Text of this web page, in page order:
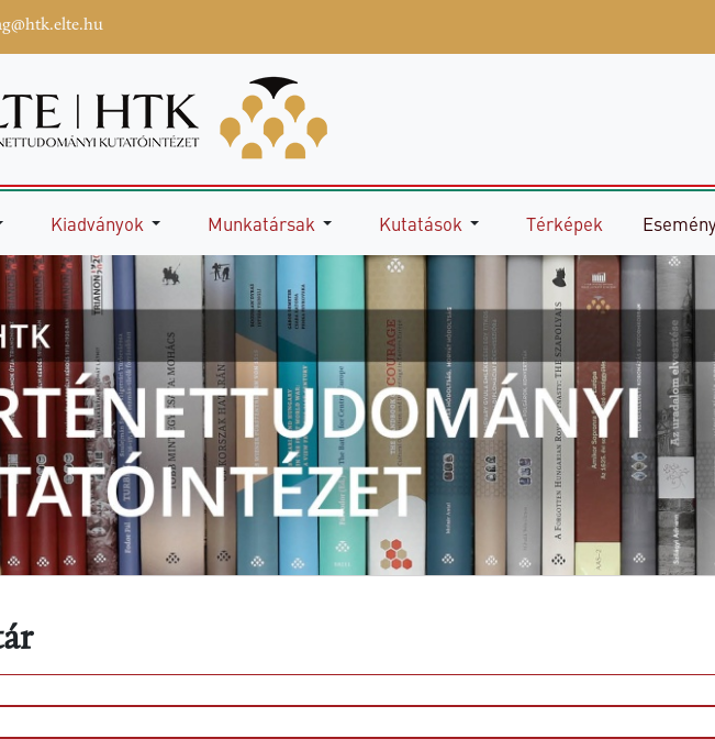
Kiadványok Munkatársak Kutatások Térképek